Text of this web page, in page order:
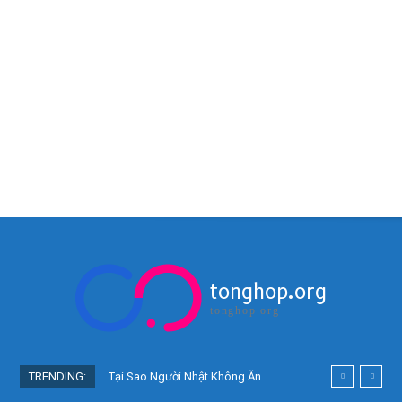
tonghop.org
tonghop.org
TRENDING:
Tại Sao Người Nhật Không Ăn